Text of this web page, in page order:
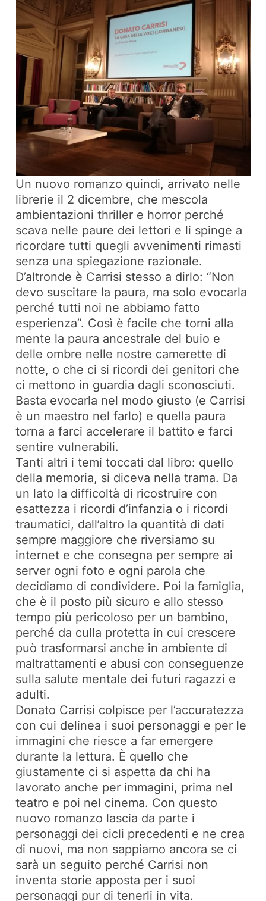
Un nuovo romanzo quindi, arrivato nelle
librerie il 2 dicembre, che mescola
ambientazioni thriller e horror perché
scava nelle paure dei lettori e li spinge a
ricordare tutti quegli avvenimenti rimasti
senza una spiegazione razionale.
D’altronde è Carrisi stesso a dirlo: “Non
devo suscitare la paura, ma solo evocarla
perché tutti noi ne abbiamo fatto
esperienza”. Così è facile che torni alla
mente la paura ancestrale del buio e
delle ombre nelle nostre camerette di
notte, o che ci si ricordi dei genitori che
ci mettono in guardia dagli sconosciuti.
Basta evocarla nel modo giusto (e Carrisi
è un maestro nel farlo) e quella paura
torna a farci accelerare il battito e farci
sentire vulnerabili.
Tanti altri i temi toccati dal libro: quello
della memoria, si diceva nella trama. Da
un lato la difficoltà di ricostruire con
esattezza i ricordi d’infanzia o i ricordi
traumatici, dall’altro la quantità di dati
sempre maggiore che riversiamo su
internet e che consegna per sempre ai
server ogni foto e ogni parola che
decidiamo di condividere. Poi la famiglia,
che è il posto più sicuro e allo stesso
tempo più pericoloso per un bambino,
perché da culla protetta in cui crescere
può trasformarsi anche in ambiente di
maltrattamenti e abusi con conseguenze
sulla salute mentale dei futuri ragazzi e
adulti.
Donato Carrisi colpisce per l’accuratezza
con cui delinea i suoi personaggi e per le
immagini che riesce a far emergere
durante la lettura. È quello che
giustamente ci si aspetta da chi ha
lavorato anche per immagini, prima nel
teatro e poi nel cinema. Con questo
nuovo romanzo lascia da parte i
personaggi dei cicli precedenti e ne crea
di nuovi, ma non sappiamo ancora se ci
sarà un seguito perché Carrisi non
inventa storie apposta per i suoi
personaggi pur di tenerli in vita.